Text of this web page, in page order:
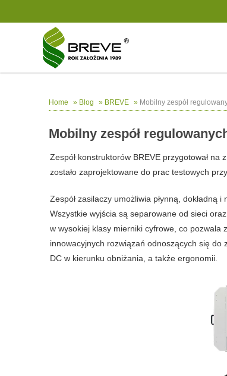
Home » Blog » BREVE » Mobilny zespół
Mobilny zespół
Zespół konstruktorów BREVE przygotował
zostało zaprojektowane do prac testowych
Zespół zasilaczy umożliwia płynną,
Wszystkie wyjścia są separowane od sieci
w wysokiej klasy mierniki cyfrowe, co pozwala
innowacyjnych rozwiązań odnoszących się
DC w kierunku obniżania, a także ergonomii.